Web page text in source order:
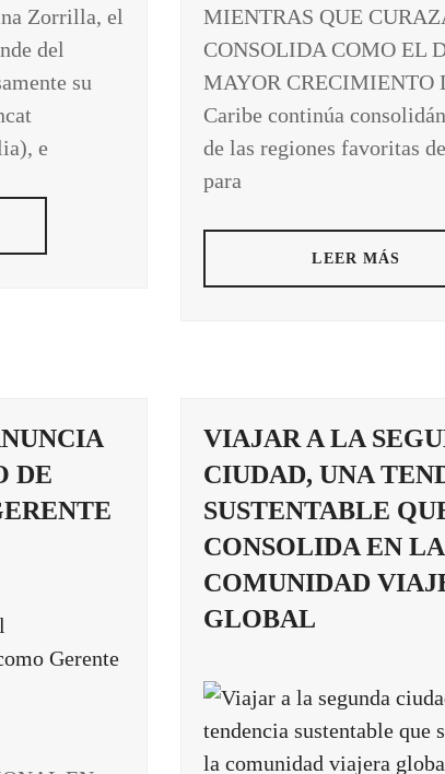
Zorrilla, el
del
su
e
MIENTRAS QUE
CONSOLIDA COMO EL
MAYOR CRECIMIENTO
Caribe continúa
de las regiones favoritas
para
LEER MÁS
DE
VIAJAR A LA
CIUDAD, UNA
SUSTENTABLE
CONSOLIDA EN LA
COMUNIDAD
GLOBAL